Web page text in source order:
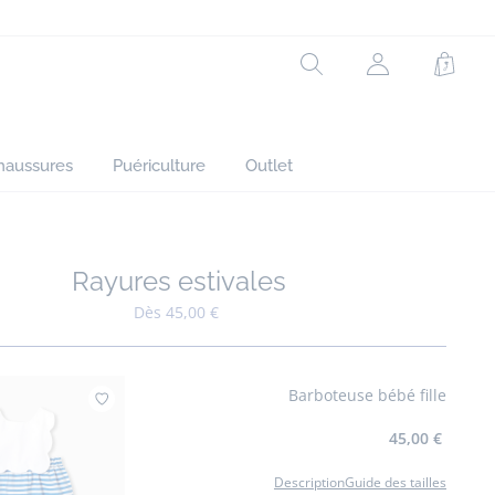
Rechercher
Mon
Puériculture Outlet
Ajouter à mes favoris : Rayures estivales
Rayures estivales
Dès 45,00 €
Ajouter à mes favoris : Barboteuse bébé fille
Barboteuse bébé fille
45,00 €
Description Guide des tailles